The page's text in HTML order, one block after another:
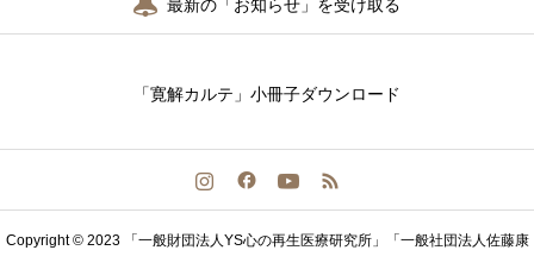
最新の「お知らせ」を受け取る
「寛解カルテ」小冊子ダウンロード
Copyright © 2023 「一般財団法人YS心の再生医療研究所」「一般社団法人佐藤康